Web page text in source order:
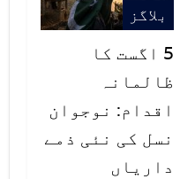
خبر کی
یہ تو ان کا
کے خلاف
جھوٹ کا ترکا
بلاگز
5 اگست کا
ظالمانہ
اقدام: نوجوان
نسل کی نئی ذمے
داریاں